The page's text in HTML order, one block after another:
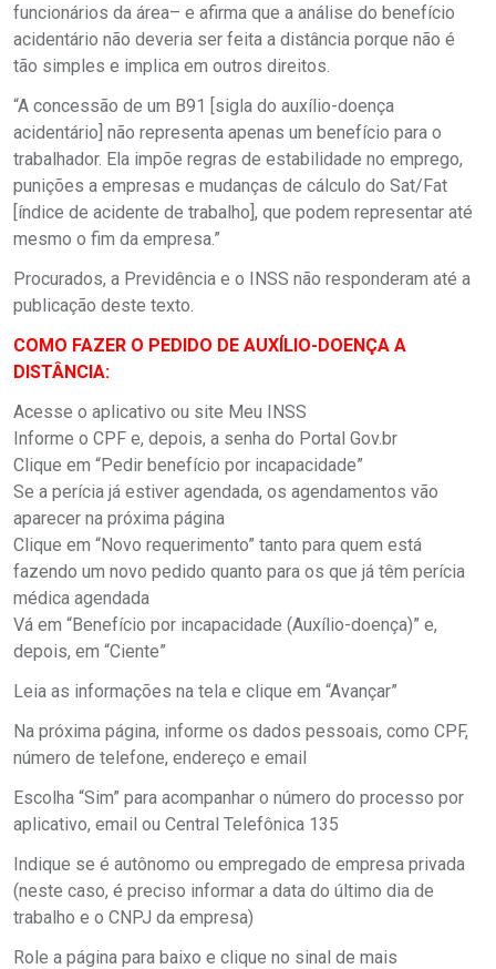
funcionários da área– e afirma que a análise do benefício
acidentário não deveria ser feita a distância porque não é
tão simples e implica em outros direitos.
“A concessão de um B91 [sigla do auxílio-doença
acidentário] não representa apenas um benefício para o
trabalhador. Ela impõe regras de estabilidade no emprego,
punições a empresas e mudanças de cálculo do Sat/Fat
[índice de acidente de trabalho], que podem representar até
mesmo o fim da empresa.”
Procurados, a Previdência e o INSS não responderam até a
publicação deste texto.
COMO FAZER O PEDIDO DE AUXÍLIO-DOENÇA A
DISTÂNCIA:
Acesse o aplicativo ou site Meu INSS
Informe o CPF e, depois, a senha do Portal Gov.br
Clique em “Pedir benefício por incapacidade”
Se a perícia já estiver agendada, os agendamentos vão
aparecer na próxima página
Clique em “Novo requerimento” tanto para quem está
fazendo um novo pedido quanto para os que já têm perícia
médica agendada
Vá em “Benefício por incapacidade (Auxílio-doença)” e,
depois, em “Ciente”
Leia as informações na tela e clique em “Avançar”
Na próxima página, informe os dados pessoais, como CPF,
número de telefone, endereço e email
Escolha “Sim” para acompanhar o número do processo por
aplicativo, email ou Central Telefônica 135
Indique se é autônomo ou empregado de empresa privada
(neste caso, é preciso informar a data do último dia de
trabalho e o CNPJ da empresa)
Role a página para baixo e clique no sinal de mais